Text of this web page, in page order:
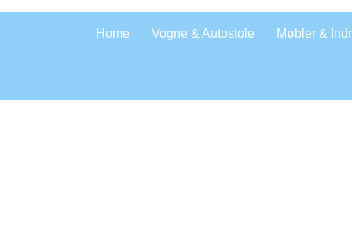
Home Vogne & Autostole Møbler &